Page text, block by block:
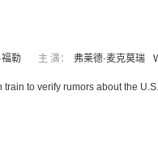
福勒 主 演： 弗莱德·麦克莫瑞
to verify rumors about the